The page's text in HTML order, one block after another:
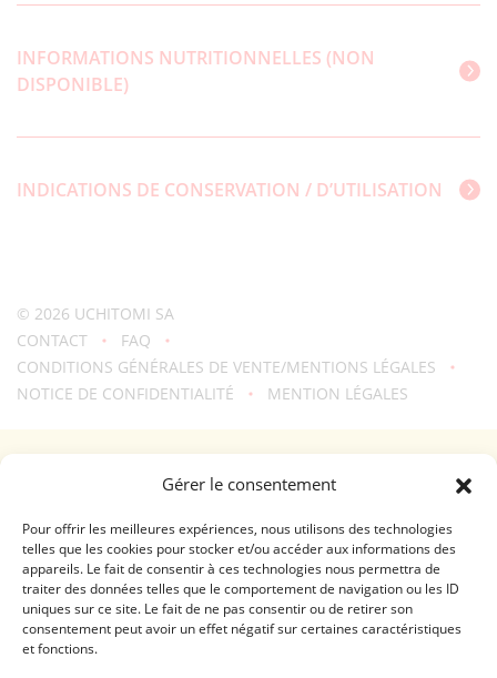
Gérer le consentement
Pour offrir les meilleures expériences, nous utilisons des technologies
telles que les cookies pour stocker et/ou accéder aux informations des
appareils. Le fait de consentir à ces technologies nous permettra de
traiter des données telles que le comportement de navigation ou les ID
uniques sur ce site. Le fait de ne pas consentir ou de retirer son
consentement peut avoir un effet négatif sur certaines caractéristiques
et fonctions.
INFORMATIONS NUTRITIONNELLES (NON
DISPONIBLE)
INDICATIONS DE CONSERVATION / D’UTILISATION
© 2026 UCHITOMI SA
CONTACT
FAQ
CONDITIONS GÉNÉRALES DE VENTE/MENTIONS LÉGALES
NOTICE DE CONFIDENTIALITÉ
MENTION LÉGALES
GENÈVE - RIVE DROITE (FERRIER)
Lundi - Vendredi: 9:00-18:30 / Samedi: 9:00-17:00
GENÈVE - RIVE GAUCHE (RHÔNE)
Horaires d'ouverture
Lundi - Vendredi: 10:00-19:00 / Samedi: 10:00-18:00